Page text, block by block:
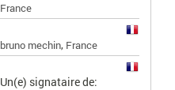
France
bruno mechin, France
Un(e) signataire de: